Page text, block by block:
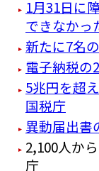
1月31日に
できなか
新たに7名
電子納税
5兆円を超
国税庁
異動届出
2,100人か
庁